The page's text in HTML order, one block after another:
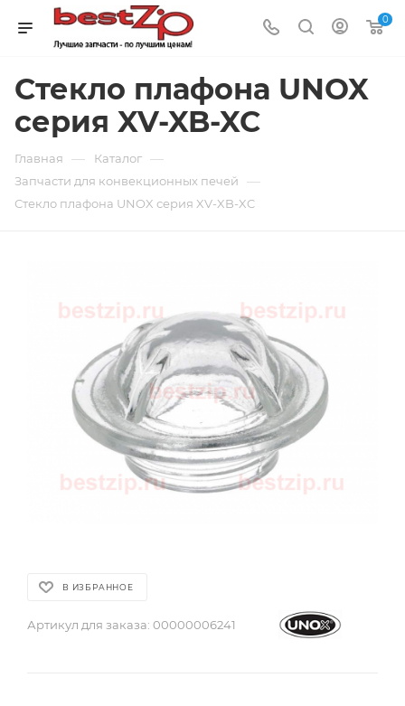
0
Стекло плафона UNOX
серия XV-XB-XC
Главная — Каталог —
Запчасти для конвекционных печей —
Стекло плафона UNOX серия XV-XB-XC
В ИЗБРАННОЕ
Артикул для заказа: 00000006241